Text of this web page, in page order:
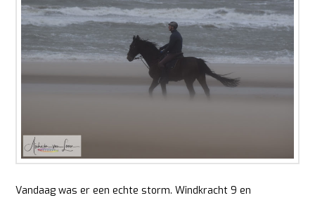
Vandaag was er een echte storm. Windkracht 9 en